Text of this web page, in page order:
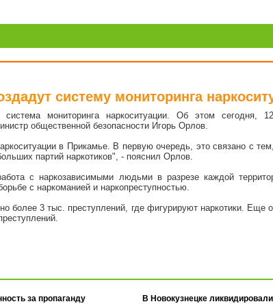
систему мониторинга
мониторинга наркоситуации. Об этом сегодня,
общественной безопасности Игорь Орлов.
в Прикамье. В первую очередь, это связано с
партий наркотиков", - пояснил Орлов.
с наркозависимыми людьми в разрезе каждой
с наркоманией и наркопреступностью.
более 3 тыс. преступлений, где фигурируют наркотики. Еще
за пропаганду
В Новокузнецке